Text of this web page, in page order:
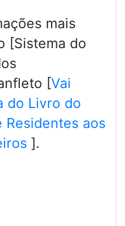
mais
[Sistema do
[Vai
do Livro do
Residentes aos
].